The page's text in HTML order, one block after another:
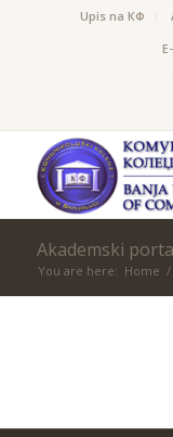
Upis na КФ
Akademski
You are here: Home /